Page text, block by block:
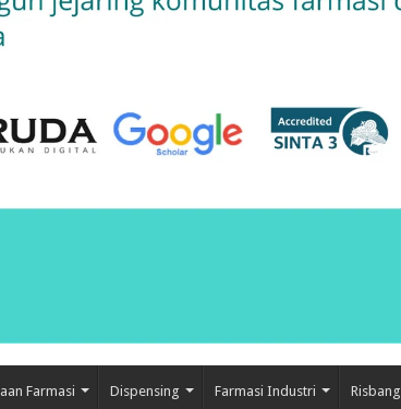
Farmasi Dispensing Farmasi Industri Risbang